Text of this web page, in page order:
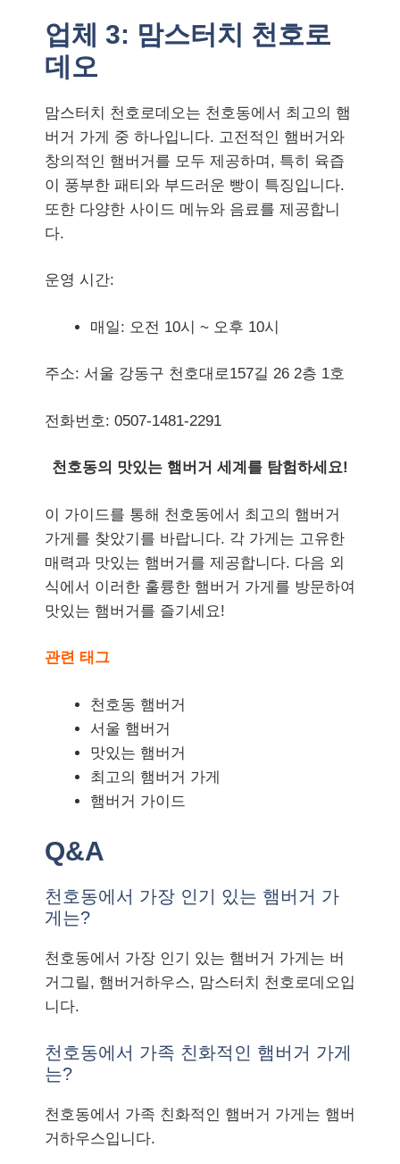
업체 3: 맘스터치 천호로
데오
맘스터치 천호로데오는 천호동에서 최고의 햄
버거 가게 중 하나입니다. 고전적인 햄버거와
창의적인 햄버거를 모두 제공하며, 특히 육즙
이 풍부한 패티와 부드러운 빵이 특징입니다.
또한 다양한 사이드 메뉴와 음료를 제공합니
다.
운영 시간:
매일: 오전 10시 ~ 오후 10시
주소: 서울 강동구 천호대로157길 26 2층 1호
전화번호: 0507-1481-2291
천호동의 맛있는 햄버거 세계를 탐험하세요!
이 가이드를 통해 천호동에서 최고의 햄버거
가게를 찾았기를 바랍니다. 각 가게는 고유한
매력과 맛있는 햄버거를 제공합니다. 다음 외
식에서 이러한 훌륭한 햄버거 가게를 방문하여
맛있는 햄버거를 즐기세요!
관련 태그
천호동 햄버거
서울 햄버거
맛있는 햄버거
최고의 햄버거 가게
햄버거 가이드
Q&A
천호동에서 가장 인기 있는 햄버거 가
게는?
천호동에서 가장 인기 있는 햄버거 가게는 버
거그릴, 햄버거하우스, 맘스터치 천호로데오입
니다.
천호동에서 가족 친화적인 햄버거 가게
는?
천호동에서 가족 친화적인 햄버거 가게는 햄버
거하우스입니다.